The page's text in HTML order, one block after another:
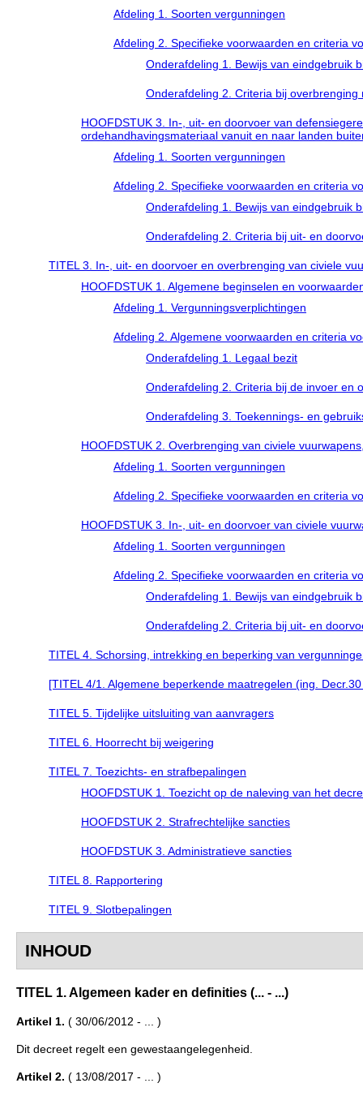
Afdeling 1. Soorten vergunningen
Afdeling 2. Specifieke voorwaarden en criteria
Onderafdeling 1. Bewijs van eindgebruik
Onderafdeling 2. Criteria bij
HOOFDSTUK 3. In-, uit- en doorvoer van
ordehandhavingsmateriaal vanuit en naar landen
Afdeling 1. Soorten vergunningen
Afdeling 2. Specifieke voorwaarden en criteria
Onderafdeling 1. Bewijs van eindgebruik
Onderafdeling 2. Criteria bij uit- en
TITEL 3. In-, uit- en doorvoer en overbrenging van civiele
HOOFDSTUK 1. Algemene beginselen en
Afdeling 1. Vergunningsverplichtingen
Afdeling 2. Algemene voorwaarden en criteria
Onderafdeling 1. Legaal bezit
Onderafdeling 2. Criteria bij de invoer en
Onderafdeling 3. Toekennings- en
HOOFDSTUK 2. Overbrenging van civiele
Afdeling 1. Soorten vergunningen
Afdeling 2. Specifieke voorwaarden en criteria
HOOFDSTUK 3. In-, uit- en doorvoer van civiele
Afdeling 1. Soorten vergunningen
Afdeling 2. Specifieke voorwaarden en criteria
Onderafdeling 1. Bewijs van eindgebruik
Onderafdeling 2. Criteria bij uit- en
TITEL 4. Schorsing, intrekking en beperking van
[TITEL 4/1. Algemene beperkende maatregelen (ing.
TITEL 5. Tijdelijke uitsluiting van aanvragers
TITEL 6. Hoorrecht bij weigering
TITEL 7. Toezichts- en strafbepalingen
HOOFDSTUK 1. Toezicht op de naleving van het
HOOFDSTUK 2. Strafrechtelijke sancties
HOOFDSTUK 3. Administratieve sancties
TITEL 8. Rapportering
TITEL 9. Slotbepalingen
INHOUD
TITEL 1. Algemeen kader en definities (... - ...)
Artikel 1. ( 30/06/2012 - ... )
Dit decreet regelt een gewestaangelegenheid.
Artikel 2. ( 13/08/2017 - ... )